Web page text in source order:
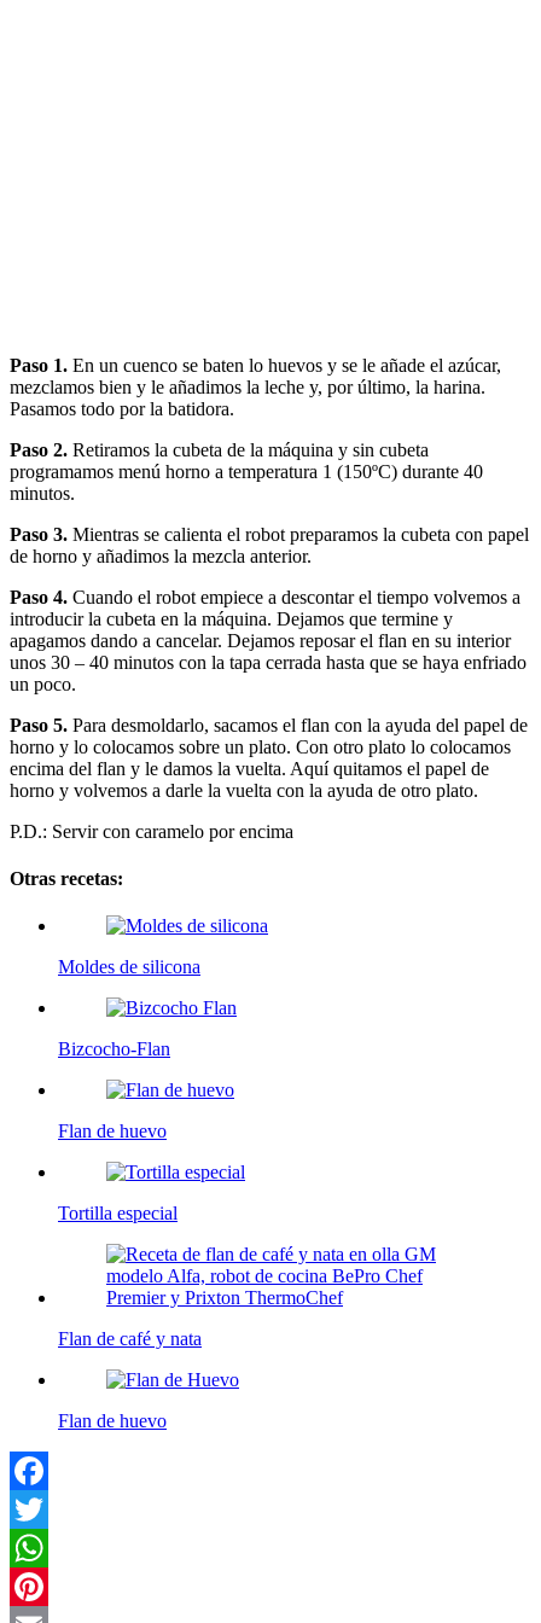
Paso 1. En un cuenco se baten lo huevos y se le añade el azúcar,
mezclamos bien y le añadimos la leche y, por último, la harina.
Pasamos todo por la batidora.
Paso 2. Retiramos la cubeta de la máquina y sin cubeta
programamos menú horno a temperatura 1 (150ºC) durante 40
minutos.
Paso 3. Mientras se calienta el robot preparamos la cubeta con papel
de horno y añadimos la mezcla anterior.
Paso 4. Cuando el robot empiece a descontar el tiempo volvemos a
introducir la cubeta en la máquina. Dejamos que termine y
apagamos dando a cancelar. Dejamos reposar el flan en su interior
unos 30 – 40 minutos con la tapa cerrada hasta que se haya enfriado
un poco.
Paso 5. Para desmoldarlo, sacamos el flan con la ayuda del papel de
horno y lo colocamos sobre un plato. Con otro plato lo colocamos
encima del flan y le damos la vuelta. Aquí quitamos el papel de
horno y volvemos a darle la vuelta con la ayuda de otro plato.
P.D.: Servir con caramelo por encima
Otras recetas:
Moldes de silicona
Bizcocho-Flan
Flan de huevo
Tortilla especial
Flan de café y nata
Flan de huevo
Facebook
Twitter
WhatsApp